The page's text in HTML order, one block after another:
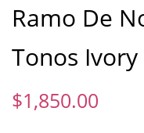
Ramo De
Tonos Ivory
$1,850.00